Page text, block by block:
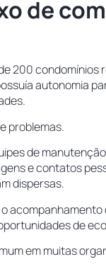
de
200 condomínios
autonomia
problemas.
de
e contatos
dispersas.
de
em muitas